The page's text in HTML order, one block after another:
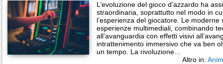
L’evoluzione del gioco d’azzardo ha
straordinaria, soprattutto nel modo in
l’esperienza del giocatore. Le
esperienze multimediali, combinando
all’avanguardia con effetti visivi
intrattenimento immersivo che va ben
un tempo. La rivoluzione…
Altro in: